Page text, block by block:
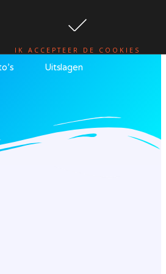
IK ACCEPTEER DE COOKIES
Uitslagen